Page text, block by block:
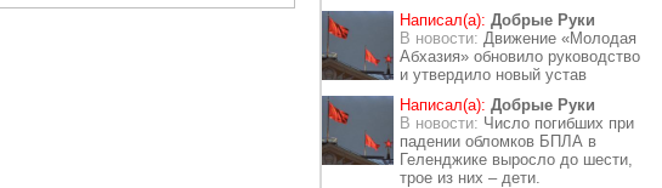
Написал(а): Добрые Руки
В новости: Движение «Молодая
Абхазия» обновило руководство
и утвердило новый устав
Написал(а): Добрые Руки
В новости: Число погибших при
падении обломков БПЛА в
Геленджике выросло до шести,
трое из них – дети.